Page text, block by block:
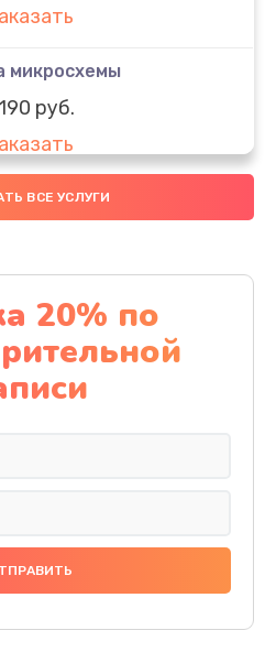
микросхемы
руб.
камеры
динамика
руб.
Разбор
ВСЕ УСЛУГИ
20% по